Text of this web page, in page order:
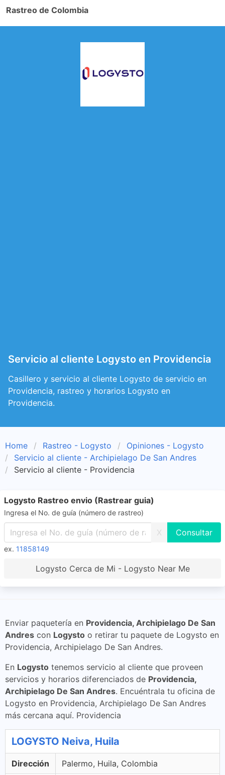
Rastreo de Colombia
Servicio al cliente Logysto en Providencia
Casillero y servicio al cliente Logysto de servicio en
Providencia, rastreo y horarios Logysto en
Providencia.
Home Rastreo - Logysto
Opiniones - Logysto
Servicio al cliente - Archipielago De San Andres
Servicio al cliente - Providencia
Logysto Rastreo envio (Rastrear guia)
Ingresa el No. de guía (número de rastreo)
X
ex. 11858149
Logysto Cerca de Mi - Logysto Near Me
Enviar paquetería en Providencia, Archipielago De San
Andres con Logysto o retirar tu paquete de Logysto en
Providencia, Archipielago De San Andres.
En Logysto tenemos servicio al cliente que proveen
servicios y horarios diferenciados de Providencia,
Archipielago De San Andres. Encuéntrala tu oficina de
Logysto en Providencia, Archipielago De San Andres
más cercana aquí. Providencia
LOGYSTO Neiva, Huila
Dirección Palermo, Huila, Colombia